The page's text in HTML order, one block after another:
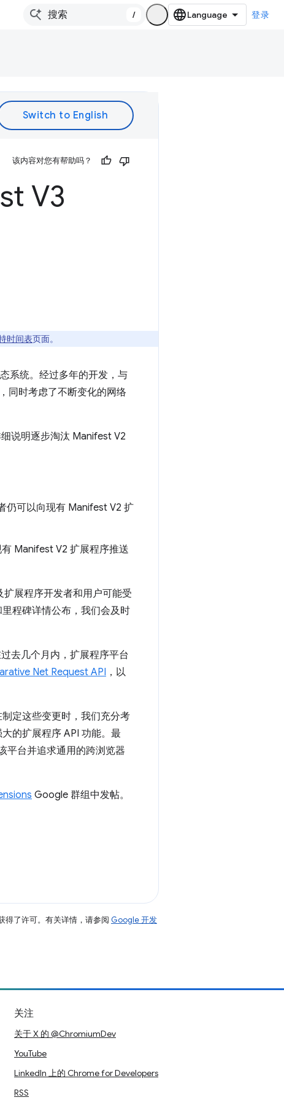
/ 登录
该内容对您有帮助吗？
V3
时间表页面。
系统。经过多年的开发，与
同时考虑了不断变化的网络
说明逐步淘汰 Manifest V2
仍可以向现有 Manifest V2 扩
Manifest V2 扩展程序推送
展程序开发者和用户可能受
程碑详情公布，我们会及时
去几个月内，扩展程序平台
Net Request API ，以
定这些变更时，我们充分考
的扩展程序 API 功能。最
平台并追求通用的跨浏览器
Google 群组中发帖。
得了许可。有关详情，请参阅 Google 开发
关注
关于 X 的 @ChromiumDev
YouTube
LinkedIn 上的 Chrome for Developers
RSS